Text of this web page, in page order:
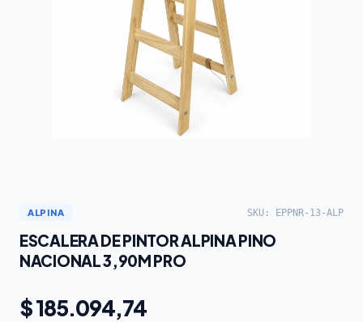
ALPINA SKU: EPPNR-13-ALP
ESCALERA DE PINTOR ALPINA PINO
NACIONAL 3,90M PRO
$ 185.094,74